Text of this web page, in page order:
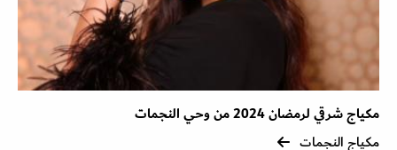
مكياج شرقي لرمضان 2024 من وحي النجمات
مكياج النجمات